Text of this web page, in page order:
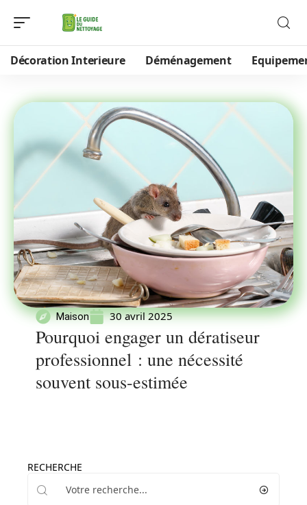
Décoration Interieure Déménagement
Maison 30 avril 2025
Pourquoi engager un dératiseur
professionnel : une nécessité
souvent sous-estimée
RECHERCHE